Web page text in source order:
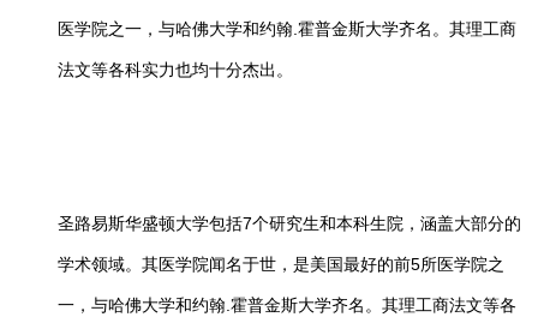
医学院之一，与哈佛大学和约翰.霍普金斯大学齐名。其理工商
法文等各科实力也均十分杰出。
圣路易斯华盛顿大学包括7个研究生和本科生院，涵盖大部分的
学术领域。其医学院闻名于世，是美国最好的前5所医学院之
一，与哈佛大学和约翰.霍普金斯大学齐名。其理工商法文等各